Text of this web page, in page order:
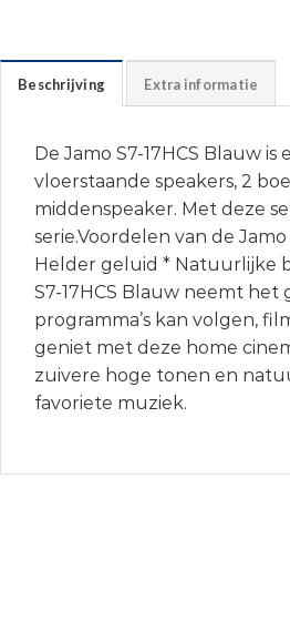
Beschrijving Extra informatie
De Jamo S7-17HCS Blauw
vloerstaande speakers, 2
middenspeaker. Met deze
serie.Voordelen van de
Helder geluid * Natuurlijke
S7-17HCS Blauw neemt
programma’s kan volgen,
geniet met deze home
zuivere hoge tonen en
favoriete muziek.